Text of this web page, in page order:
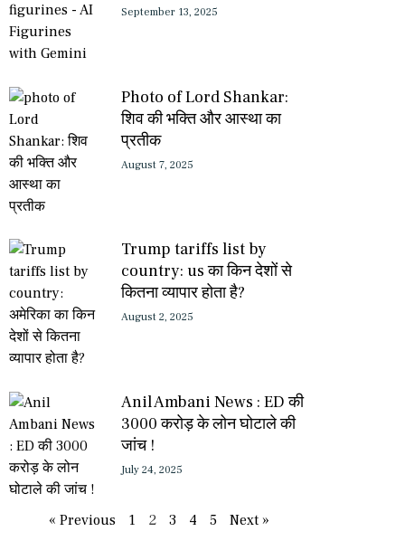
September 13, 2025
Photo of Lord Shankar:
शिव की भक्ति और आस्था का
प्रतीक
August 7, 2025
Trump tariffs list by
country: us का किन देशों से
कितना व्यापार होता है?
August 2, 2025
Anil Ambani News : ED की
3000 करोड़ के लोन घोटाले की
जांच !
July 24, 2025
« Previous 1 2 3 4 5 Next »